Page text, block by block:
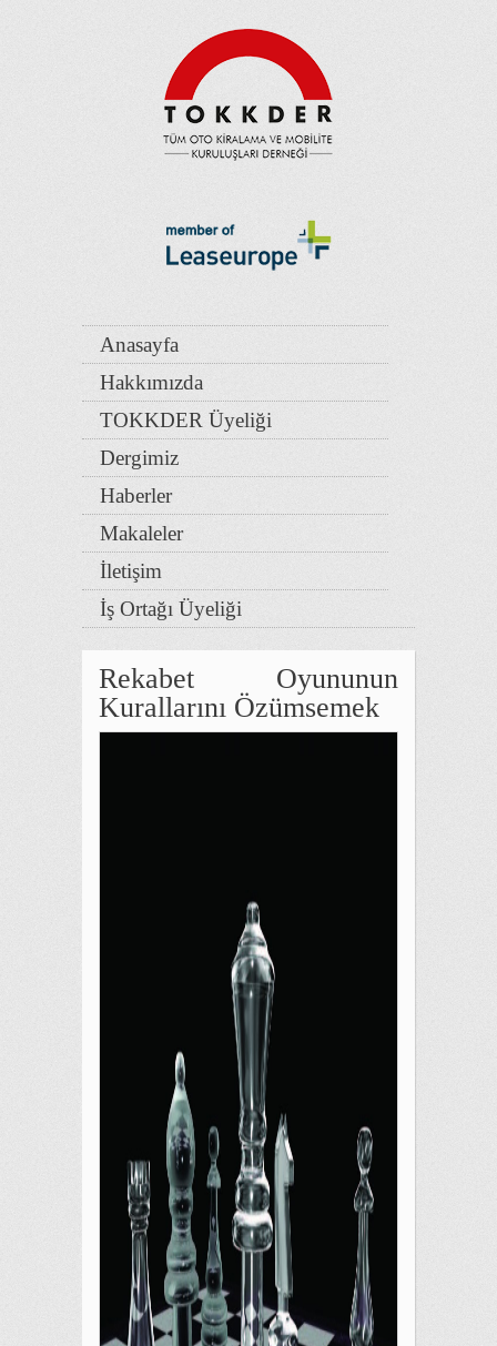
Anasayfa
Hakkımızda
TOKKDER Üyeliği
Dergimiz
Haberler
Makaleler
İletişim
İş Ortağı Üyeliği
Rekabet Oyununun
Kurallarını Özümsemek